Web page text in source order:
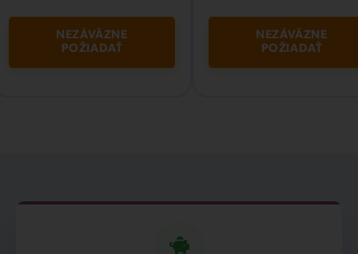
NEZÁVÄZNE
POŽIADAŤ
NEZÁVÄZNE
POŽIADAŤ